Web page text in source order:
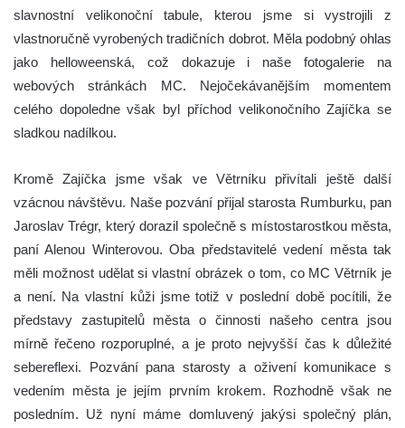
slavnostní velikonoční tabule, kterou jsme si vystrojili z
vlastnoručně vyrobených tradičních dobrot. Měla podobný ohlas
jako helloweenská, což dokazuje i naše fotogalerie na
webových stránkách MC. Nejočekávanějším momentem
celého dopoledne však byl příchod velikonočního Zajíčka se
sladkou nadílkou.
Kromě Zajíčka jsme však ve Větrníku přivítali ještě další
vzácnou návštěvu. Naše pozvání přijal starosta Rumburku, pan
Jaroslav Trégr, který dorazil společně s místostarostkou města,
paní Alenou Winterovou. Oba představitelé vedení města tak
měli možnost udělat si vlastní obrázek o tom, co MC Větrník je
a není. Na vlastní kůži jsme totiž v poslední době pocítili, že
představy zastupitelů města o činnosti našeho centra jsou
mírně řečeno rozporuplné, a je proto nejvyšší čas k důležité
sebereflexi. Pozvání pana starosty a oživení komunikace s
vedením města je jejím prvním krokem. Rozhodně však ne
posledním. Už nyní máme domluvený jakýsi společný plán,